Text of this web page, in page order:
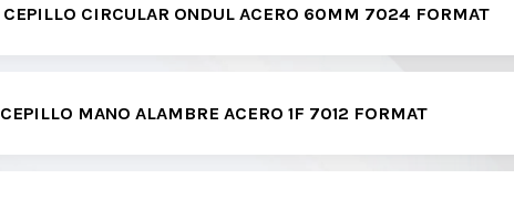
CEPILLO CIRCULAR ONDUL ACERO 60MM 7024 FORMAT
CEPILLO MANO ALAMBRE ACERO 1F 7012 FORMAT